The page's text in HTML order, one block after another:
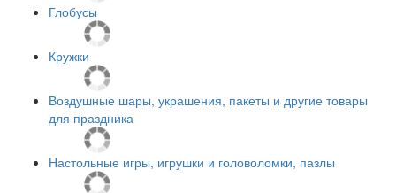
Глобусы
Кружки
Воздушные шары, украшения, пакеты и другие товары
для праздника
Настольные игры, игрушки и головоломки, пазлы